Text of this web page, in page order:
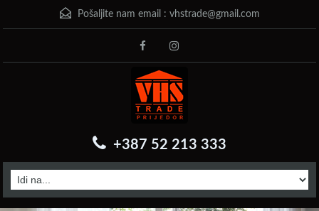
Pošaljite nam email : vhstrade@gmail.com
+387 52 213 333